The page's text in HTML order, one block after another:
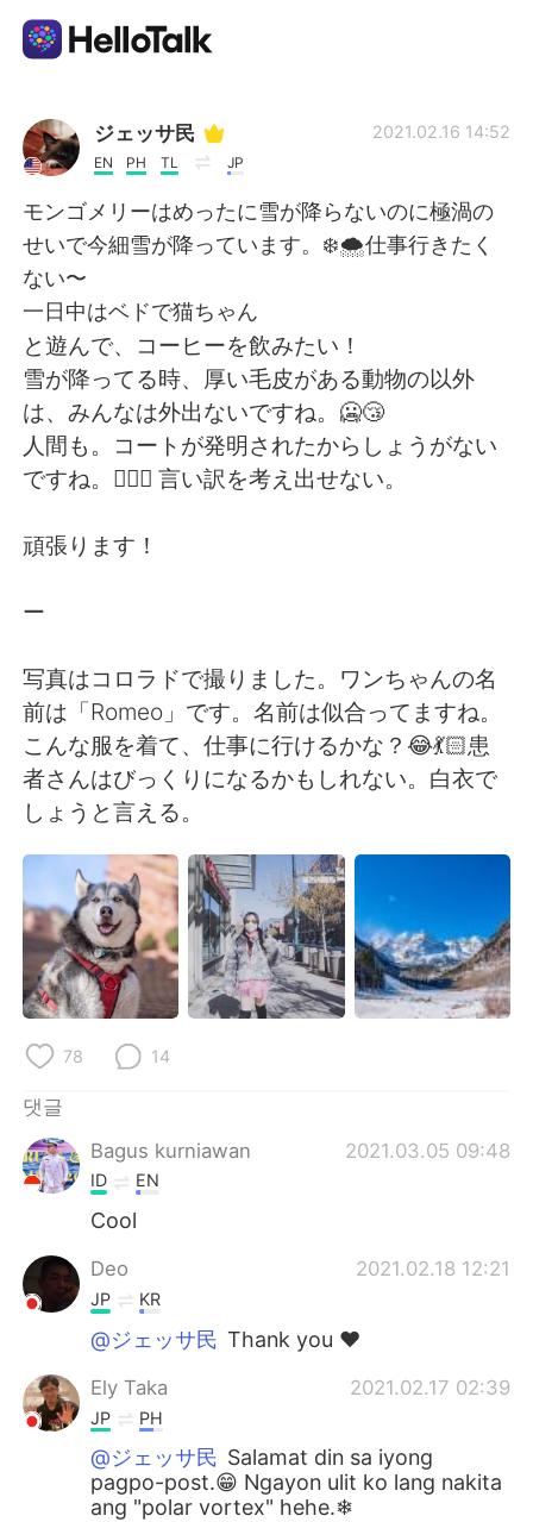
언어 교환 앱
AI Grammar Checker
한국어
English 简体中文
繁體中文 Español
العربية Français
Deutsch
Türkçe Tiếng Việt
Português
ジェッサ民
EN PH TL JP
2021.02.16 14:52
モンゴメリーはめったに雪が降らないのに極渦の
せいで今細雪が降っています。❄️🌨仕事行きたく
ない〜
一日中はベドで猫ちゃん
と遊んで、コーヒーを飲みたい！
雪が降ってる時、厚い毛皮がある動物の以外
は、みんなは外出ないですね。🥶😴
人間も。コートが発明されたからしょうがない
ですね。🤷🏻‍♀️ 言い訳を考え出せない。
頑張ります！
ー
写真はコロラドで撮りました。ワンちゃんの名
前は「Romeo」です。名前は似合ってますね。
こんな服を着て、仕事に行けるかな？😂💃🏻患
者さんはびっくりになるかもしれない。白衣で
しょうと言える。
78 14
댓글
Bagus kurniawan
2021.03.05 09:48
ID EN
Cool
Deo 2021.02.18 12:21
JP KR
@ジェッサ民 Thank you ❤️
Ely Taka 2021.02.17 02:39
JP PH
@ジェッサ民 Salamat din sa iyong
pagpo-post.😁 Ngayon ulit ko lang nakita
ang "polar vortex" hehe.❄